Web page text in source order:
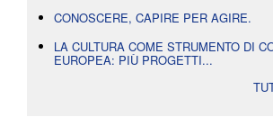
CONOSCERE, CAPIRE PER AGIRE.
LA CULTURA COME STRUMENTO DI
EUROPEA: PIÙ PROGETTI...